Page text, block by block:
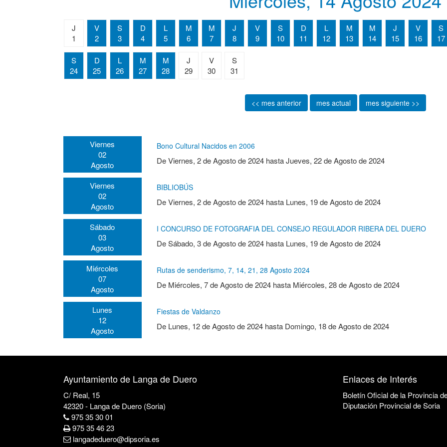
J
1
V
2
S
3
D
4
L
5
M
6
M
7
J
8
V
9
S
10
D
11
L
12
M
13
M
14
J
15
V
16
S
17
S
24
D
25
L
26
M
27
M
28
J
29
V
30
S
31
<< mes anterior mes actual mes siguiente >>
Viernes
02
Agosto
Bono Cultural Nacidos en 2006
DeViernes, 2 de Agosto de 2024hastaJueves, 22 de Agosto de 2024
Viernes
02
Agosto
BIBLIOBÚS
DeViernes, 2 de Agosto de 2024hasta Lunes, 19 de Agosto de 2024
Sábado
03
Agosto
I CONCURSO DE FOTOGRAFIA DEL CONSEJO REGULADOR RIBERA DEL DUERO
DeSábado, 3 de Agosto de 2024hasta Lunes, 19 de Agosto de 2024
Miércoles
07
Agosto
Rutas de senderismo, 7, 14, 21, 28 Agosto 2024
De Miércoles, 7 de Agosto de 2024hasta Miércoles, 28 de Agosto de 2024
Lunes
12
Agosto
Fiestas de Valdanzo
De Lunes, 12 de Agosto de 2024hasta Domingo, 18 de Agosto de 2024
Ayuntamiento de Langa de Duero
C/ Real, 15
42320 - Langa de Duero (Soria)
975 35 30 01
975 35 46 23
langadeduero@dipsoria.es
Enlaces de Interés
Boletín Oficial de la Provincia
Diputación Provincial de Soria